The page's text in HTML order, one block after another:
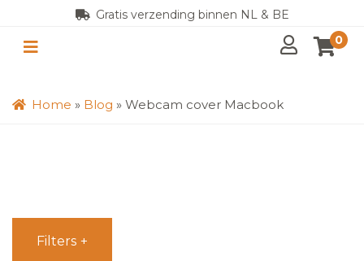
Gratis verzending binnen NL & BE
0
Home » Blog » Webcam cover Macbook
Filters